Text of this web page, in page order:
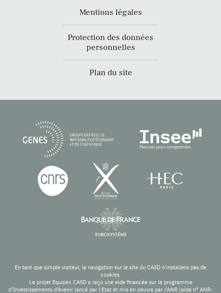
Mentions légales
Protection des données
personnelles
Plan du site
En tant que simple visiteur, la navigation sur le site du CASD n'installera pas de
cookies.
Le projet Equipex CASD a reçu une aide financée sur le programme
d’Investissements d’Avenir lancé par l’Etat et mis en oeuvre par l’ANR (aide n° ANR-